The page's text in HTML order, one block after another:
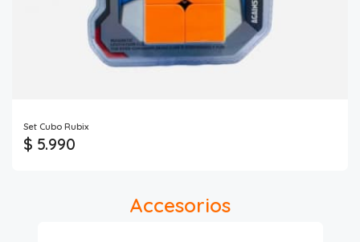
Set Cubo Rubix
$ 5.990
Accesorios